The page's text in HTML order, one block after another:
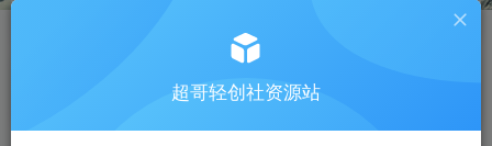
推广返佣高达70%超哥轻创社资源站